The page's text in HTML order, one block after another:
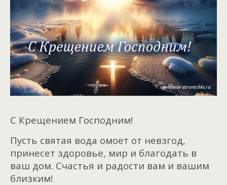
С Крещением Господним!
Пусть святая вода омоет от невзгод,
принесет здоровье, мир и благодать в
ваш дом. Счастья и радости вам и вашим
близким!